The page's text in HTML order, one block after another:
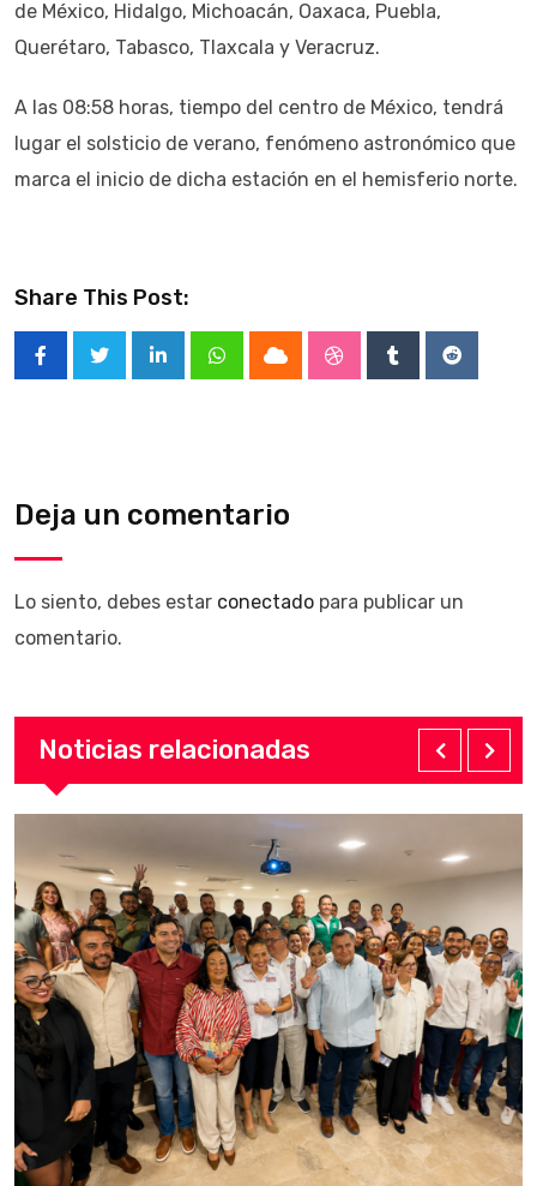
de México, Hidalgo, Michoacán, Oaxaca, Puebla,
Querétaro, Tabasco, Tlaxcala y Veracruz.
A las 08:58 horas, tiempo del centro de México, tendrá
lugar el solsticio de verano, fenómeno astronómico que
marca el inicio de dicha estación en el hemisferio norte.
Share This Post:
LinkedInWhatsappCloud StumbleUpon
TumblrReddit
Deja un comentario
Lo siento, debes estar conectado para publicar un
comentario.
Noticias relacionadas